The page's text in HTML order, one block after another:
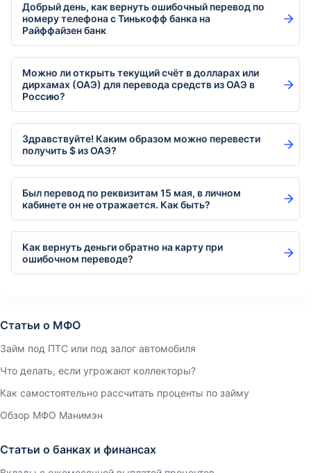
Добрый день, как вернуть ошибочный перевод по
номеру телефона с Тинькофф банка на
Райффайзен банк
Можно ли открыть текущий счёт в долларах или
дирхамах (ОАЭ) для перевода средств из ОАЭ в
Россию?
Здравствуйте! Каким образом можно перевести
получить $ из ОАЭ?
Был перевод по реквизитам 15 мая, в личном
кабинете он не отражается. Как быть?
Как вернуть деньги обратно на карту при
ошибочном переводе?
Статьи о МФО
Займ под ПТС или под залог автомобиля
Что делать, если угрожают коллекторы?
Как самостоятельно рассчитать проценты по займу
Обзор МФО Манимэн
Статьи о банках и финансах